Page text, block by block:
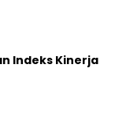
Indeks Kinerja